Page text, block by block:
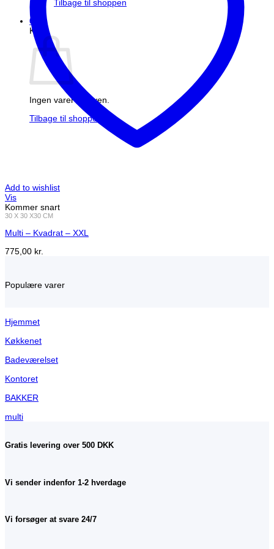
Tilbage til shoppen
0
Kurv
Ingen varer i kurven.
Tilbage til shoppen
Add to wishlist
Vis
Kommer snart
30 X 30 X30 CM
Multi – Kvadrat – XXL
775,00 kr.
Populære varer
Hjemmet
Køkkenet
Badeværelset
Kontoret
BAKKER
multi
Gratis levering over 500 DKK
Vi sender indenfor 1-2 hverdage
Vi forsøger at svare 24/7